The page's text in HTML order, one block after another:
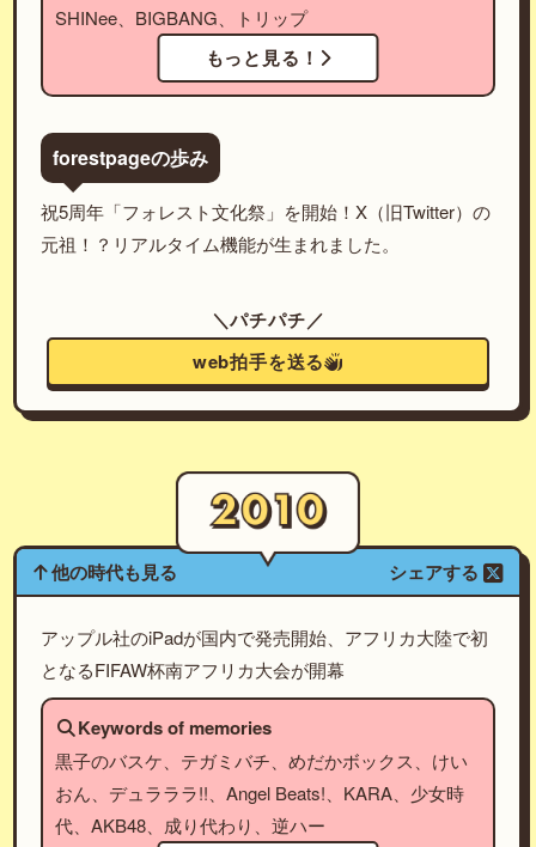
SHINee、BIGBANG、トリップ
もっと見る！
forestpageの歩み
祝5周年「フォレスト文化祭」を開始！X（旧Twitter）の
元祖！？リアルタイム機能が生まれました。
＼パチパチ／
web拍手を送る
他の時代も見る シェアする
アップル社のiPadが国内で発売開始、アフリカ大陸で初
となるFIFAW杯南アフリカ大会が開幕
Keywords of memories
黒子のバスケ、テガミバチ、めだかボックス、けい
おん、デュラララ!!、Angel Beats!、KARA、少女時
代、AKB48、成り代わり、逆ハー